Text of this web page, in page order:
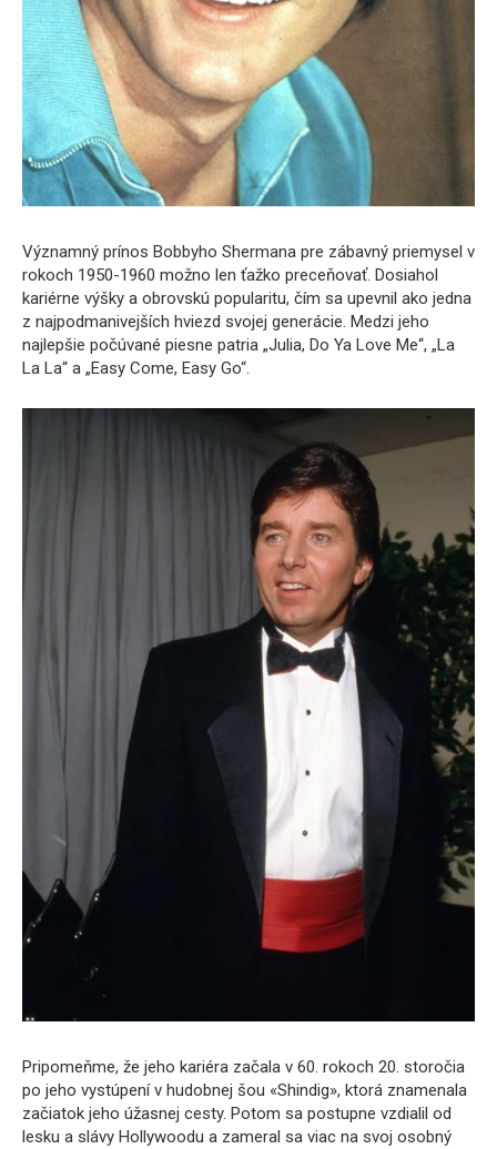
Významný prínos Bobbyho Shermana pre zábavný priemysel v
rokoch 1950-1960 možno len ťažko preceňovať. Dosiahol
kariérne výšky a obrovskú popularitu, čím sa upevnil ako jedna
z najpodmanivejších hviezd svojej generácie. Medzi jeho
najlepšie počúvané piesne patria „Julia, Do Ya Love Me“, „La
La La“ a „Easy Come, Easy Go“.
Pripomeňme, že jeho kariéra začala v 60. rokoch 20. storočia
po jeho vystúpení v hudobnej šou «Shindig», ktorá znamenala
začiatok jeho úžasnej cesty. Potom sa postupne vzdialil od
lesku a slávy Hollywoodu a zameral sa viac na svoj osobný